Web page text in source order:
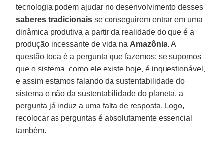
tecnologia podem ajudar no desenvolvimento desses
saberes tradicionais se conseguirem entrar em uma
dinâmica produtiva a partir da realidade do que é a
produção incessante de vida na Amazônia. A
questão toda é a pergunta que fazemos: se supomos
que o sistema, como ele existe hoje, é inquestionável,
e assim estamos falando da sustentabilidade do
sistema e não da sustentabilidade do planeta, a
pergunta já induz a uma falta de resposta. Logo,
recolocar as perguntas é absolutamente essencial
também.